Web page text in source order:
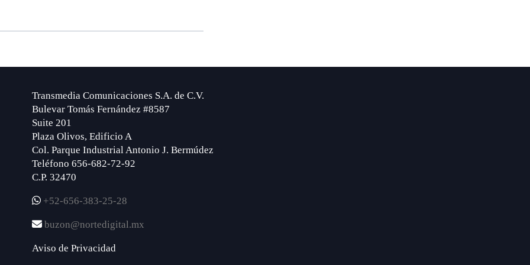
Transmedia Comunicaciones S.A. de C.V.
Bulevar Tomás Fernández #8587
Suite 201
Plaza Olivos, Edificio A
Col. Parque Industrial Antonio J. Bermúdez
Teléfono 656-682-72-92
C.P. 32470
+52-656-383-25-28
buzon@nortedigital.mx
Aviso de Privacidad